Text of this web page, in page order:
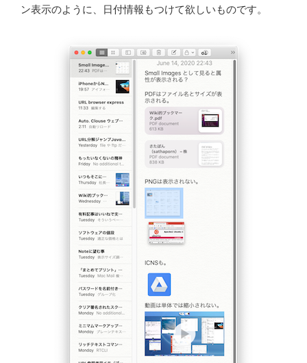
ン表示のように、日付情報もつけて欲しいものです。